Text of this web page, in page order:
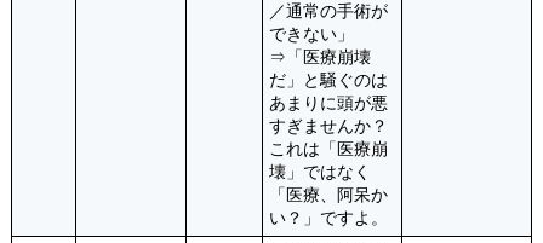
／通常の手術が
できない」
⇒「医療崩壊
だ」と騒ぐのは
あまりに頭が悪
すぎませんか？
これは「医療崩
壊」ではなく
「医療、阿呆か
い？」ですよ。